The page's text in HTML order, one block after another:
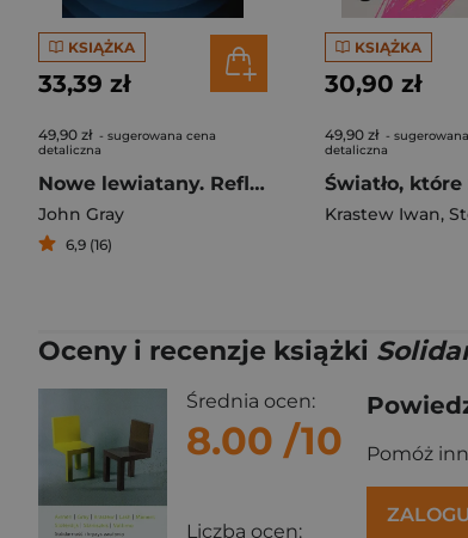
KSIĄŻKA
33,39 zł
49,90 zł - sugerowana cena
detaliczna
Nowe lewiatany. Refleksje po liberalizmie
John Gray
6,9 (16)
KSIĄŻKA
30,90 zł
49,90 zł -
detaliczna
Krastew Iwan,
Oceny i recenzje książki
Średnia ocen:
8.00 /10
Liczba ocen:
Pomóż